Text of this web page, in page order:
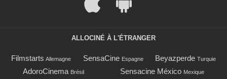
ALLOCINÉ À L'ÉTRANGER
Filmstarts Allemagne SensaCine Espagne Beyazperde Turquie
AdoroCinema Brésil Sensacine México Mexique